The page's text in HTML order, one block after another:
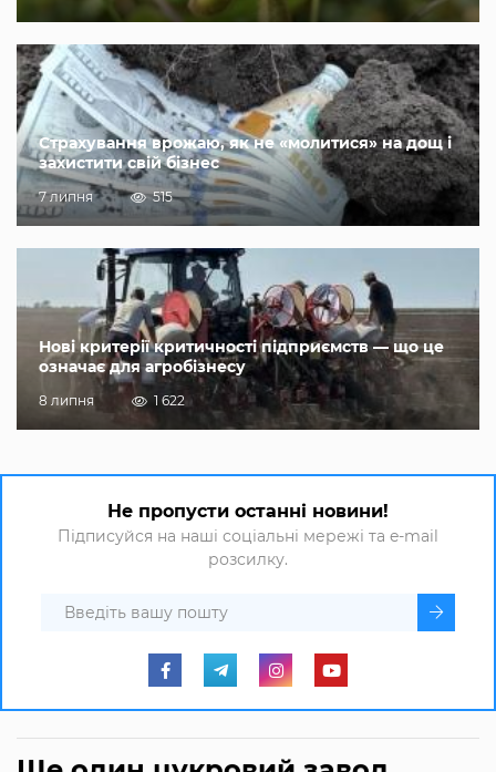
Страхування врожаю, як не «молитися» на дощ і
захистити свій бізнес
7 липня 515
Нові критерії критичності підприємств — що це
означає для агробізнесу
8 липня 1 622
Не пропусти останні новини!
Підписуйся на наші соціальні мережі та e-mail
розсилку.